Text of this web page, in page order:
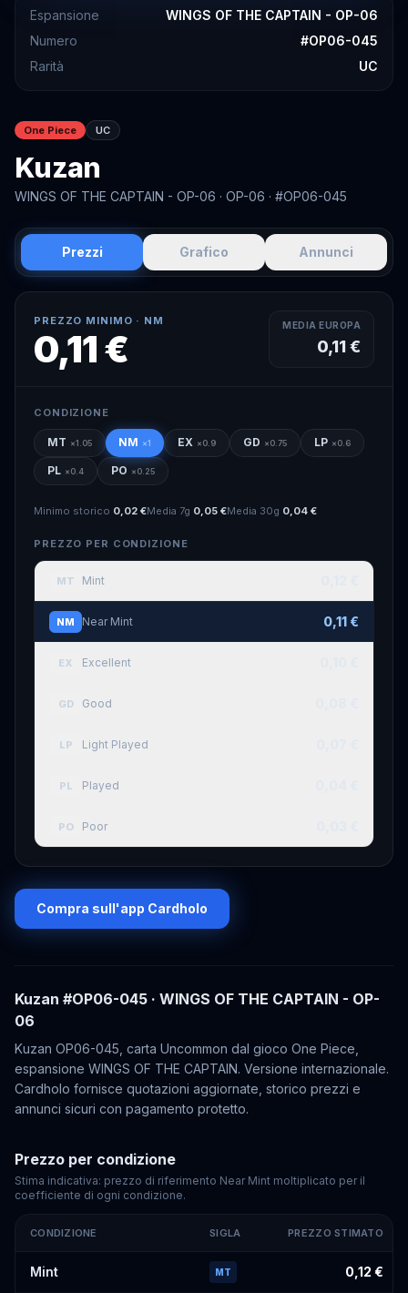
Espansione
WINGS OF THE CAPTAIN - OP-06
Numero
#OP06-045
Rarità
UC
One Piece UC
Kuzan
WINGS OF THE CAPTAIN - OP-06 · OP-06 · #OP06-045
Prezzi Grafico Annunci
PREZZO MINIMO · NM
0,11 €
MEDIA EUROPA
0,11 €
CONDIZIONE
MT ×1.05 NM ×1 EX ×0.9 GD ×0.75 LP ×0.6
PL ×0.4 PO ×0.25
Minimo storico 0,02 €Media 7g 0,05 €Media 30g 0,04 €
PREZZO PER CONDIZIONE
MT Mint
NM Near Mint 0,11 €
EX Excellent
GD Good
LP Light Played
PL Played
PO Poor
Compra sull'app Cardholo
Kuzan #OP06-045 · WINGS OF THE CAPTAIN - OP-
06
Kuzan OP06-045, carta Uncommon dal gioco One Piece,
espansione WINGS OF THE CAPTAIN. Versione internazionale.
Cardholo fornisce quotazioni aggiornate, storico prezzi e
annunci sicuri con pagamento protetto.
Prezzo per condizione
Stima indicativa: prezzo di riferimento Near Mint moltiplicato per il
coefficiente di ogni condizione.
#OP06-045per condizione
CONDIZIONE SIGLA PREZZO STIMATO
Mint MT 0,12 €